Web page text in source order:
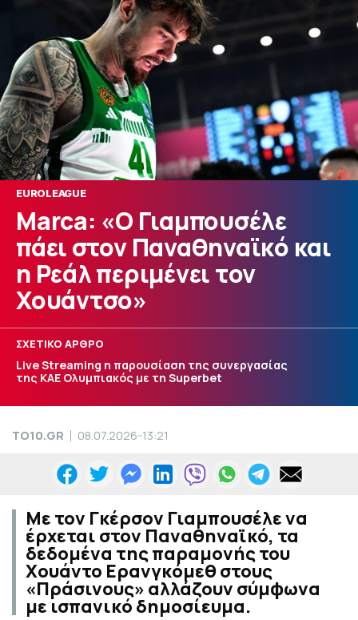
EUROLEAGUE
Marca: «Ο Γιαμπουσέλε
πάει στον Παναθηναϊκό και
η Ρεάλ περιμένει τον
Χουάντσο»
ΣΧΕΤΙΚΟ ΑΡΘΡΟ
Live Streaming η παρουσίαση της συνεργασίας
της ΚΑΕ Ολυμπιακός με τη Superbet
TO10.GR 08.07.2026-13:21
Με τον Γκέρσον Γιαμπουσέλε να
έρχεται στον Παναθηναϊκό, τα
δεδομένα της παραμονής του
Χουάντο Ερανγκόμεθ στους
«Πράσινους» αλλάζουν σύμφωνα
με ισπανικό δημοσίευμα.